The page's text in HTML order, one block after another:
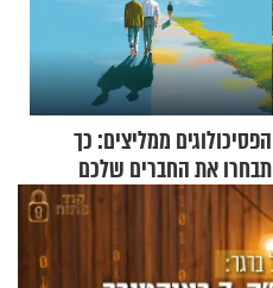
הפסיכולוגים ממליצים: כך
תבחרו את החברים שלכם
בחיים